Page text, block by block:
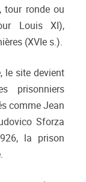
tour ronde ou
Louis XI),
(XVIe s.).
le site devient
prisonniers
comme Jean
Sforza
la prison